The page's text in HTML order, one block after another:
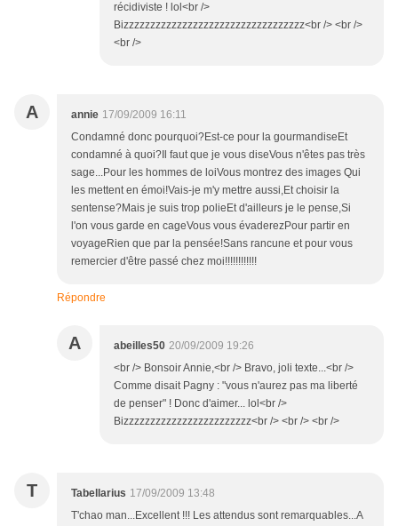
récidiviste ! lol<br />
Bizzzzzzzzzzzzzzzzzzzzzzzzzzzzzzzzzz<br /> <br />
<br />
A annie 17/09/2009 16:11
Condamné donc pourquoi?Est-ce pour la gourmandiseEt
condamné à quoi?Il faut que je vous diseVous n'êtes pas très
sage...Pour les hommes de loiVous montrez des images Qui
les mettent en émoi!Vais-je m'y mettre aussi,Et choisir la
sentense?Mais je suis trop polieEt d'ailleurs je le pense,Si
l'on vous garde en cageVous vous évaderezPour partir en
voyageRien que par la pensée!Sans rancune et pour vous
remercier d'être passé chez moi!!!!!!!!!!!!
Répondre
A abeilles50 20/09/2009 19:26
<br /> Bonsoir Annie,<br /> Bravo, joli texte...<br />
Comme disait Pagny : "vous n'aurez pas ma liberté
de penser" ! Donc d'aimer... lol<br />
Bizzzzzzzzzzzzzzzzzzzzzzzz<br /> <br /> <br />
T Tabellarius 17/09/2009 13:48
T'chao man...Excellent !!! Les attendus sont remarquables...A